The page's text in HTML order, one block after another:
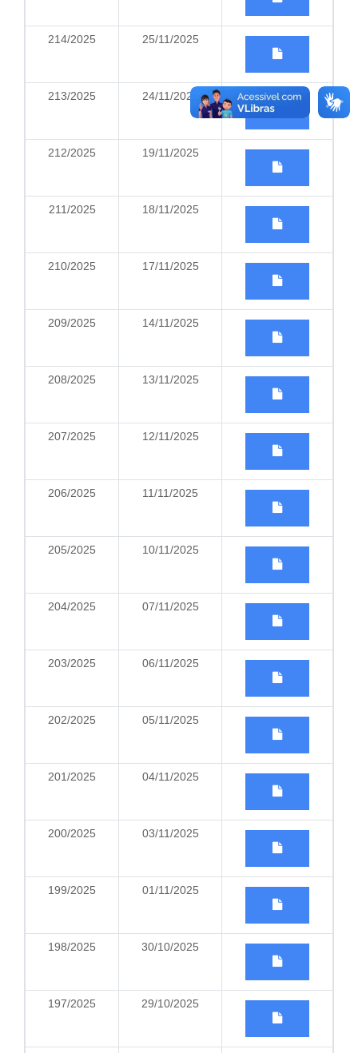
214/2025 25/11/2025
213/2025 24/11/2025
212/2025 19/11/2025
211/2025 18/11/2025
210/2025 17/11/2025
209/2025 14/11/2025
208/2025 13/11/2025
207/2025 12/11/2025
206/2025 11/11/2025
205/2025 10/11/2025
204/2025 07/11/2025
203/2025 06/11/2025
202/2025 05/11/2025
201/2025 04/11/2025
200/2025 03/11/2025
199/2025 01/11/2025
198/2025 30/10/2025
197/2025 29/10/2025